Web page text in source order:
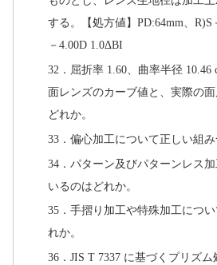
する。【処方値】PD:64mm、
－4.00D 1.0ΔBI
32．屈折率 1.60、曲率半径
面レンズのカーブ値と、実際の
どれか。
33．偏心加工について正しい組み
34．パターン及びパターンレス
いるのはどれか。
35．手摺り加工や特殊加工につ
れか。
36．JIS T 7337 に基づくプリズ